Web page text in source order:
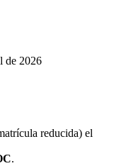
de 2026
reducida) el
.